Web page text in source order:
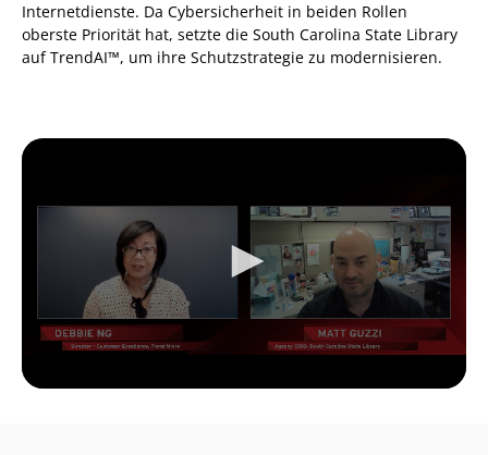
Internetdienste. Da Cybersicherheit in beiden Rollen
oberste Priorität hat, setzte die South Carolina State Library
auf TrendAI™, um ihre Schutzstrategie zu modernisieren.